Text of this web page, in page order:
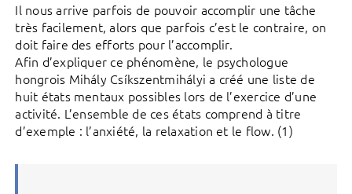
Il nous arrive parfois de pouvoir accomplir une tâche
très facilement, alors que parfois c’est le contraire, on
doit faire des efforts pour l’accomplir.
Afin d’expliquer ce phénomène, le psychologue
hongrois Mihály Csíkszentmihályi a créé une liste de
huit états mentaux possibles lors de l’exercice d’une
activité. L’ensemble de ces états comprend à titre
d’exemple : l’anxiété, la relaxation et le flow. (1)